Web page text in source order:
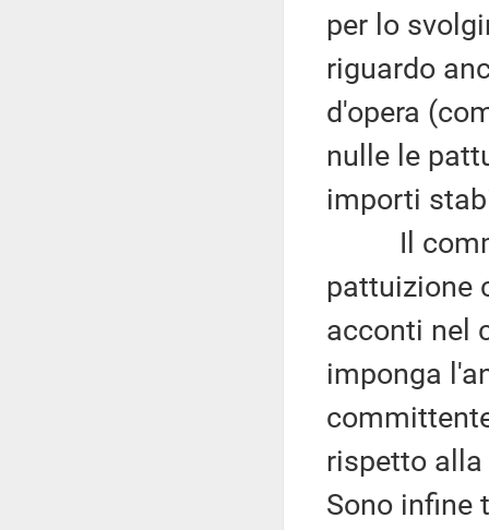
per lo
riguardo
d'opera
nulle le
importi
Il comma
pattuizione
acconti nel
imponga
rispetto
Sono infine